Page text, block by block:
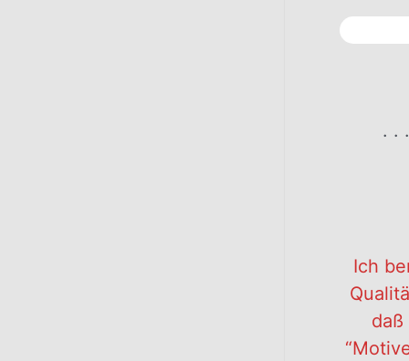
. . .
Ich